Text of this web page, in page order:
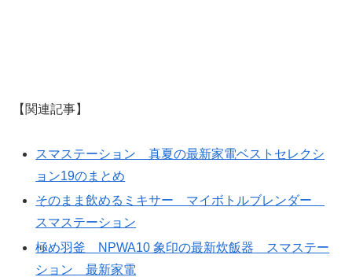
【関連記事】
スマステーション 真夏の最新家電ベストセレクシ
ョン19のまとめ
そのまま飲めるミキサー マイボトルブレンダー
スマステーション
極め羽釜 NPWA10 象印の最新炊飯器 スマステー
ション 最新家電